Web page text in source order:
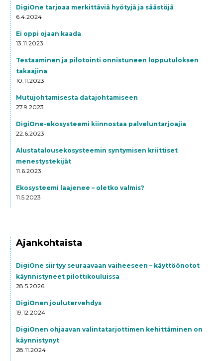
DigiOne tarjoaa merkittäviä hyötyjä ja säästöjä
6.4.2024
Ei oppi ojaan kaada
13.11.2023
Testaaminen ja pilotointi onnistuneen lopputuloksen
takaajina
10.11.2023
Mutujohtamisesta datajohtamiseen
27.9.2023
DigiOne-ekosysteemi kiinnostaa palveluntarjoajia
22.6.2023
Alustatalousekosysteemin syntymisen kriittiset
menestystekijät
11.6.2023
Ekosysteemi laajenee – oletko valmis?
11.5.2023
Ajankohtaista
DigiOne siirtyy seuraavaan vaiheeseen – käyttöönotot
käynnistyneet pilottikouluissa
28.5.2026
DigiOnen joulutervehdys
19.12.2024
DigiOnen ohjaavan valintatarjottimen kehittäminen on
käynnistynyt
28.11.2024